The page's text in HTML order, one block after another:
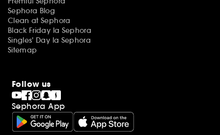
Sephora Blog
Clean at Sephora
Black Friday la Sephora
Singles' Day la Sephora
Sitemap
Follow us
Sephora App